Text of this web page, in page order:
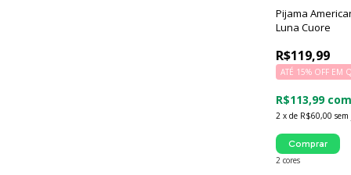
Pijama
Luna Cuore
R$119,99
2 xde R$60,00
ATÉ 15% OFF EM
R$113,99 com
2 cores
Comprar